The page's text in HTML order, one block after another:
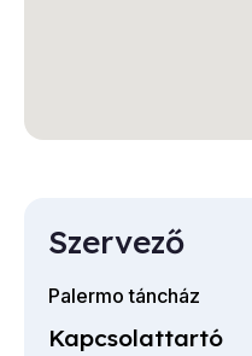
Szervező
Palermo táncház
Kapcsolattartó